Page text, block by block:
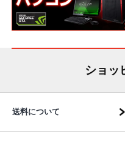
ショッ
送料について